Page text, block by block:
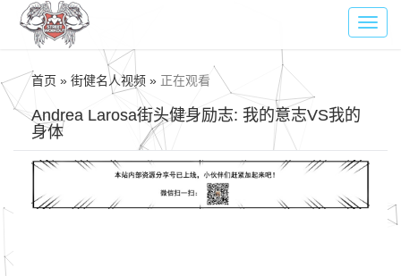
首页 » 街健名人视频 » 正在观看
Andrea Larosa街头健身励志: 我的意志VS我的
身体